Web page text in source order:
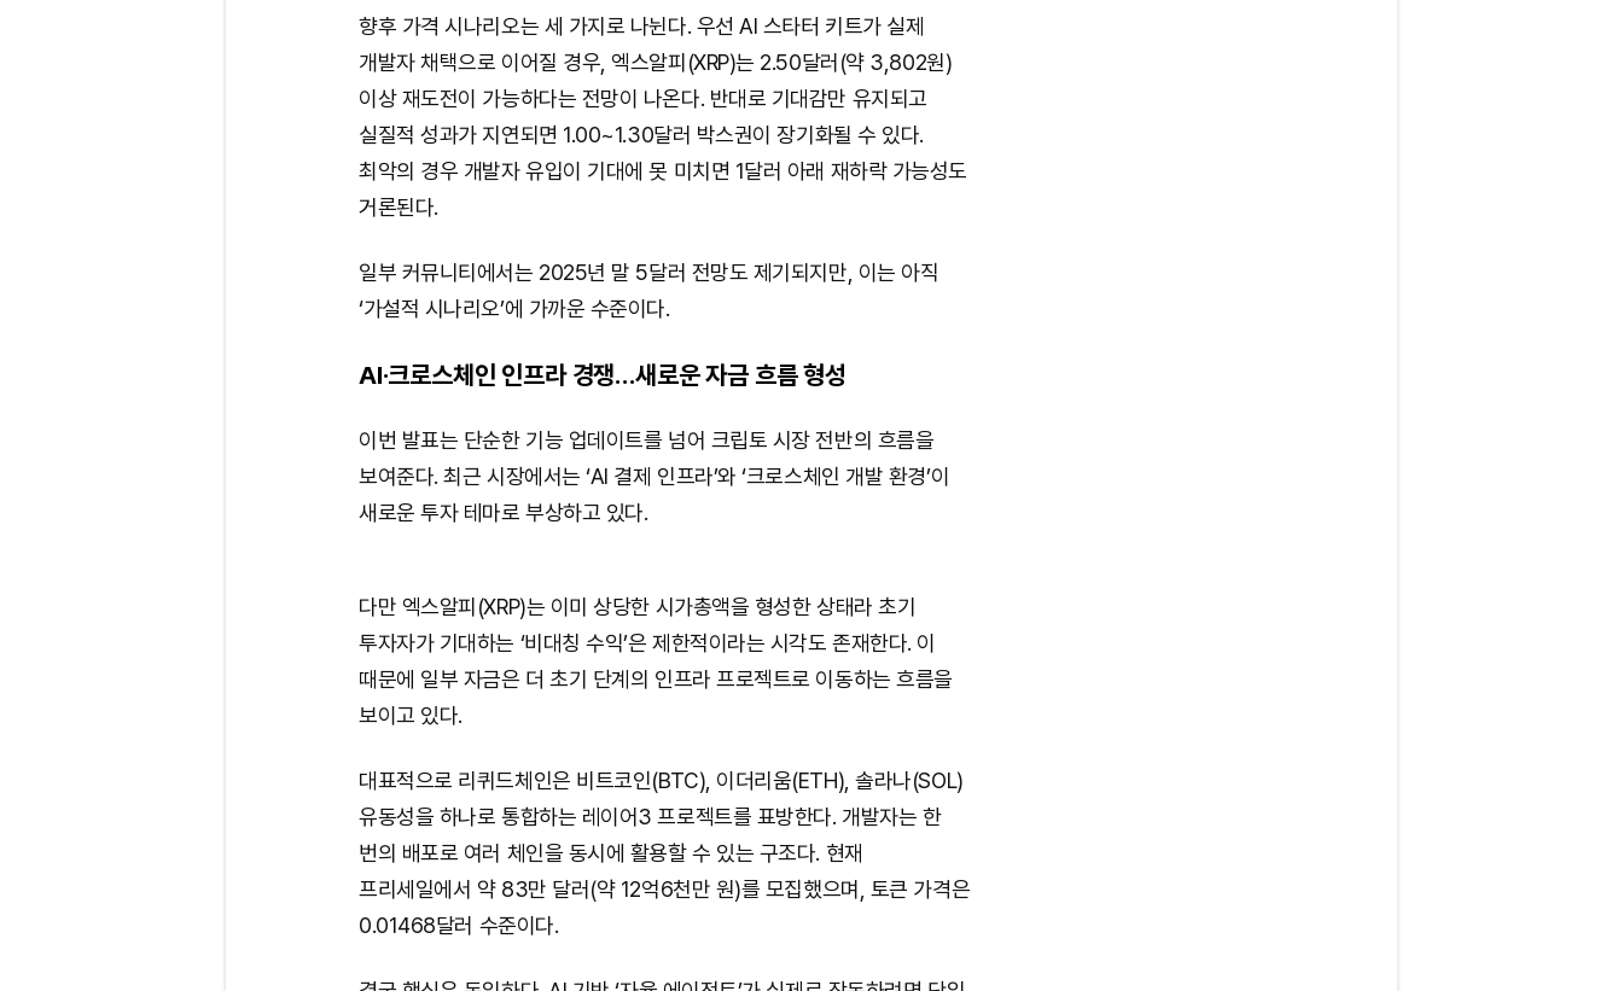
M
e
향후 가격 시나리오는 세 가지로 나뉜다. 우선 AI 스타터 키트가 실제
개발자 채택으로 이어질 경우, 엑스알피(XRP)는 2.50달러(약 3,802원)
이상 재도전이 가능하다는 전망이 나온다. 반대로 기대감만 유지되고
실질적 성과가 지연되면 1.00~1.30달러 박스권이 장기화될 수 있다.
최악의 경우 개발자 유입이 기대에 못 미치면 1달러 아래 재하락 가능성도
거론된다.
일부 커뮤니티에서는 2025년 말 5달러 전망도 제기되지만, 이는 아직
‘가설적 시나리오’에 가까운 수준이다.
AI·크로스체인 인프라 경쟁…새로운 자금 흐름 형성
이번 발표는 단순한 기능 업데이트를 넘어 크립토 시장 전반의 흐름을
보여준다. 최근 시장에서는 ‘AI 결제 인프라’와 ‘크로스체인 개발 환경’이
새로운 투자 테마로 부상하고 있다.
다만 엑스알피(XRP)는 이미 상당한 시가총액을 형성한 상태라 초기
투자자가 기대하는 ‘비대칭 수익’은 제한적이라는 시각도 존재한다. 이
때문에 일부 자금은 더 초기 단계의 인프라 프로젝트로 이동하는 흐름을
보이고 있다.
대표적으로 리퀴드체인은 비트코인(BTC), 이더리움(ETH), 솔라나(SOL)
유동성을 하나로 통합하는 레이어3 프로젝트를 표방한다. 개발자는 한
번의 배포로 여러 체인을 동시에 활용할 수 있는 구조다. 현재
프리세일에서 약 83만 달러(약 12억6천만 원)를 모집했으며, 토큰 가격은
0.01468달러 수준이다.